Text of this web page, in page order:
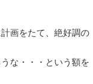
画をたて、絶好調の
な・・・という額を